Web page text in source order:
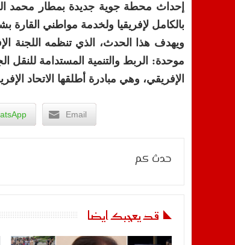
إحداث محطة جوية جديدة بمطار محمد
بالكامل لإفريقيا ولخدمة مواطني
ويهدف هذا الحدث، الذي تنظمه اللجنة
موحدة: الربط والتنمية المستدامة
الإفريقي، وهي مبادرة أطلقها الاتحاد الإفريقي سنة 2018 لتحرير الأجواء الإفريقية وتعزيز
Email
حدث كم
قد يعجبك ايضا